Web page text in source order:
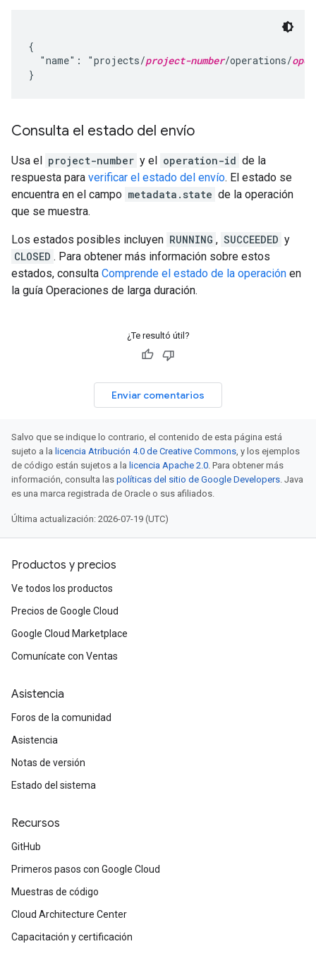
{
  "name": "projects/
project-number/operations/
Consulta el estado del envío
Usa el project-number y el operation-id de la
respuesta para verificar el estado del envío. El estado se
encuentra en el campo metadata.state de la operación
que se muestra.
Los estados posibles incluyen RUNNING , SUCCEEDED y
CLOSED . Para obtener más información sobre estos
estados, consulta Comprende el estado de la operación en
la guía Operaciones de larga duración.
¿Te resultó útil?
Enviar comentarios
Salvo que se indique lo contrario, el contenido de esta página está
sujeto a la licencia Atribución 4.0 de Creative Commons, y los ejemplos
de código están sujetos a la licencia Apache 2.0. Para obtener más
información, consulta las políticas del sitio de Google Developers. Java
es una marca registrada de Oracle o sus afiliados.
Última actualización: 2026-07-19 (UTC)
Productos y precios
Ve todos los productos
Precios de Google Cloud
Google Cloud Marketplace
Comunícate con Ventas
Asistencia
Foros de la comunidad
Asistencia
Notas de versión
Estado del sistema
Recursos
GitHub
Primeros pasos con Google Cloud
Muestras de código
Cloud Architecture Center
Capacitación y certificación